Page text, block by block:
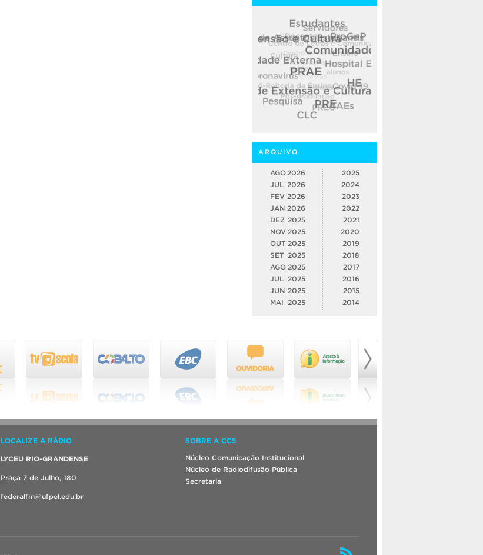
ARQUIVO
AGO 2026
JUL 2026
FEV 2026
JAN 2026
DEZ 2025
NOV 2025
OUT 2025
SET 2025
AGO 2025
JUL
2025
JUN 2025
MAI
2025
2025
2024
2023
2022
2021
2020
2019
2018
2017
2016
2015
2014
LOCALIZE A RÁDIO
LYCEU RIO-GRANDENSE
Praça 7 de Julho, 180
federalfm@ufpel.edu.br
SOBRE A CCS
Núcleo Comunicação Institucional
Núcleo de Radiodifusão Pública
Secretaria